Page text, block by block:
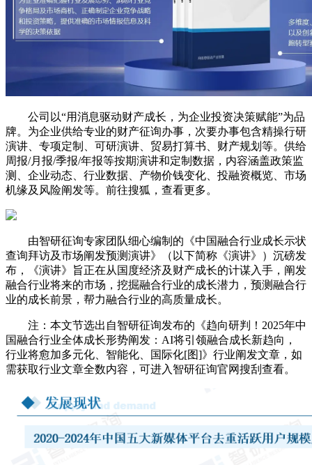
公司以“用消息驱动财产成长，为企业投资决策赋能”为品
牌。为企业供给专业的财产征询办事，次要办事包含精操行研
演讲、专项定制、可研演讲、贸易打算书、财产规划等。供给
周报/月报/季报/年报等按期演讲和定制数据，内容涵盖政策监
测、企业动态、行业数据、产物价钱变化、投融资概览、市场
机缘及风险阐发等。前往搜狐，查看更多。
由智研征询专家团队细心编制的《中国融合行业成长示状
查询拜访及市场阐发预测演讲》（以下简称《演讲》）沉磅发
布，《演讲》旨正在从国度经济及财产成长的计谋入手，阐发
融合行业将来的市场，挖掘融合行业的成长潜力，预测融合行
业的成长前景，帮力融合行业的高质量成长。
注：本文节选出自智研征询发布的《趋向研判！2025年中
国融合行业全体成长形势阐发：AI将引领融合成长新趋向，
行业将愈加多元化、智能化、国际化[图]》行业阐发文章，如
需获取行业文章全数内容，可进入智研征询官网搜刮查看。